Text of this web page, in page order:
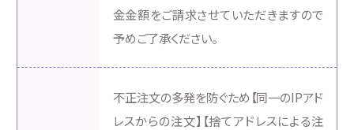
金金額をご請求させていただきますので
予めご了承ください。
不正注文の多発を防ぐため【同一のIPアド
レスからの注文】【捨てアドレスによる注